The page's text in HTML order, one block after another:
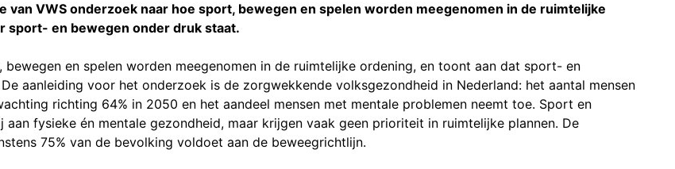
van VWS onderzoek naar hoe sport, bewegen en spelen worden meegenomen in de ruimtelijke
sport- en bewegen onder druk staat.
en spelen worden meegenomen in de ruimtelijke ordening, en toont aan dat sport- en
aanleiding voor het onderzoek is de zorgwekkende volksgezondheid in Nederland: het aantal mensen
richting 64% in 2050 en het aandeel mensen met mentale problemen neemt toe. Sport en
aan fysieke én mentale gezondheid, maar krijgen vaak geen prioriteit in ruimtelijke plannen. De
75% van de bevolking voldoet aan de beweegrichtlijn.